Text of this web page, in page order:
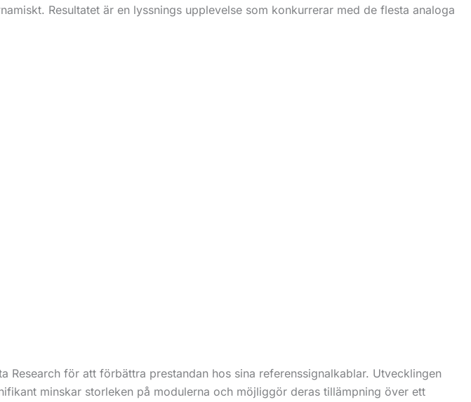
Resultatet är en lyssnings upplevelse som konkurrerar med de flesta analoga
för att förbättra prestandan hos sina referenssignalkablar. Utvecklingen
minskar storleken på modulerna och möjliggör deras tillämpning över ett